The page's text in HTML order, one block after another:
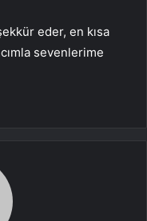
eder, en kısa
sevenlerime